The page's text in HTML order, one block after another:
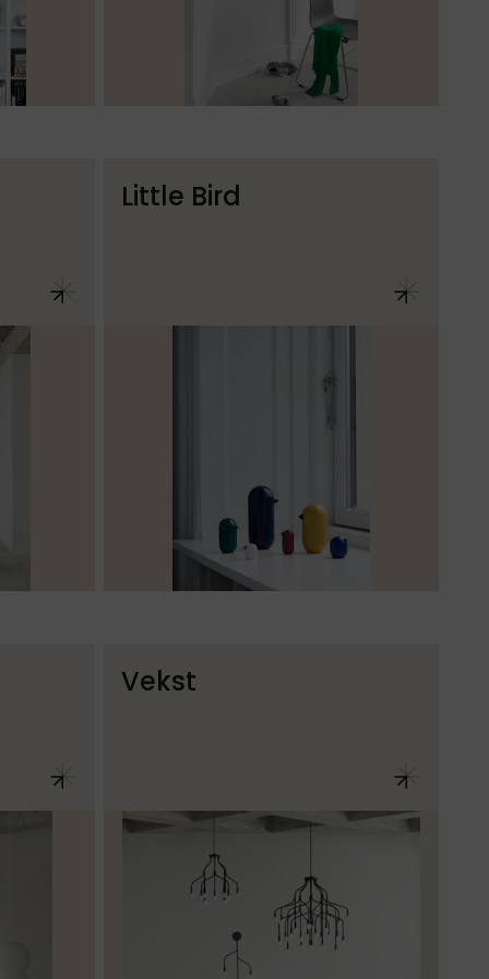
Little Bird
Vekst